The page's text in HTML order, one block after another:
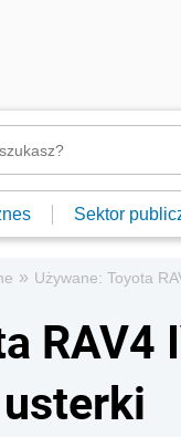
Sektor
» Używane: Toyota